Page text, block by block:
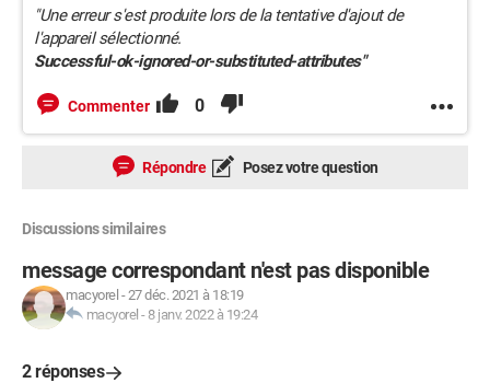
"Une erreur s'est produite lors de la tentative d'ajout de
l'appareil sélectionné.
Successful-ok-ignored-or-substituted-attributes"
Commenter 0
Répondre Posez votre question
Discussions similaires
message correspondant n'est pas disponible
macyorel -27 déc. 2021 à 18:19
macyorel - 8 janv. 2022 à 19:24
2 réponses